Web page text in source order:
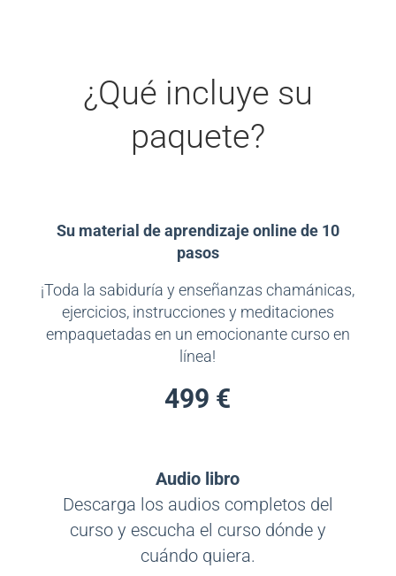
¿Qué incluye su
paquete?
Su material de aprendizaje online de 10
pasos
¡Toda la sabiduría y enseñanzas chamánicas,
ejercicios, instrucciones y meditaciones
empaquetadas en un emocionante curso en
línea!
499 €
Audio libro
Descarga los audios completos del
curso y escucha el curso dónde y
cuándo quiera.